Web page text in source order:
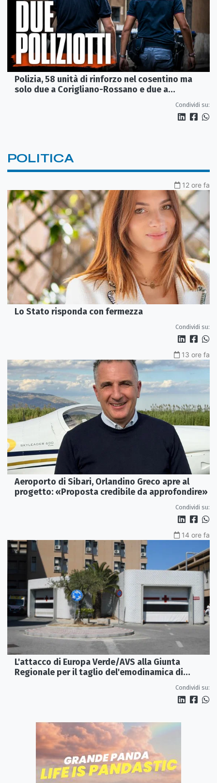
Polizia, 58 unità di rinforzo nel cosentino ma
solo due a Corigliano-Rossano e due a
Condividi su:
POLITICA
12 ore fa
Lo Stato risponda con fermezza
Condividi su:
13 ore fa
Aeroporto di Sibari, Orlandino Greco apre al
progetto: «Proposta credibile da approfondire»
Condividi su:
14 ore fa
L'attacco di Europa Verde/AVS alla Giunta
Regionale per il taglio del'emodinamica di
Condividi su: